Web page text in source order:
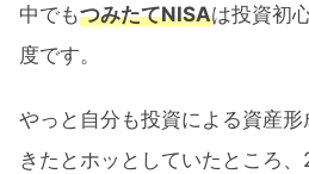
中でもつみたてNISAは投資初
度です。
やっと自分も投資による資産
きたとホッとしていたところ